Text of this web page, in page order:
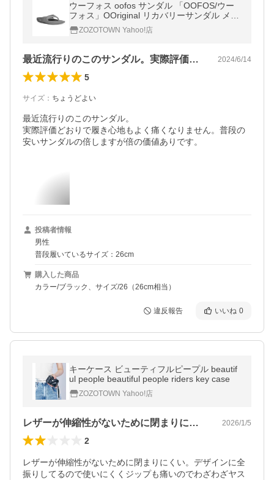
ウーフォス oofos サンダル 「OOFOS/ウー
フォス」OOriginal リカバリーサンダル メン
ズ レディース
ZOZOTOWN Yahoo!店
最近流行りのこのサンダル。実際評価どお… 2024/6/14
5
サイズ ： ちょうどよい
最近流行りのこのサンダル。
実際評価どおりで履き心地もよく痛くなりません。普段の
安いサンダルの倍しますが倍の価値ありです。
投稿者情報
男性
普段履いているサイズ：26cm
購入した商品
カラー/ブラック、サイズ/26（26cm相当）
違反報告 いいね 0
キーケース ビューティフルピープル beautif
ul people beautiful people riders key case
ZOZOTOWN Yahoo!店
レザーが伸縮性がないために閉まりにくい… 2026/1/5
2
レザーが伸縮性がないために閉まりにくい。デザインに全
振りしてるので使いにくくジップも痛いのでわざわざヤス